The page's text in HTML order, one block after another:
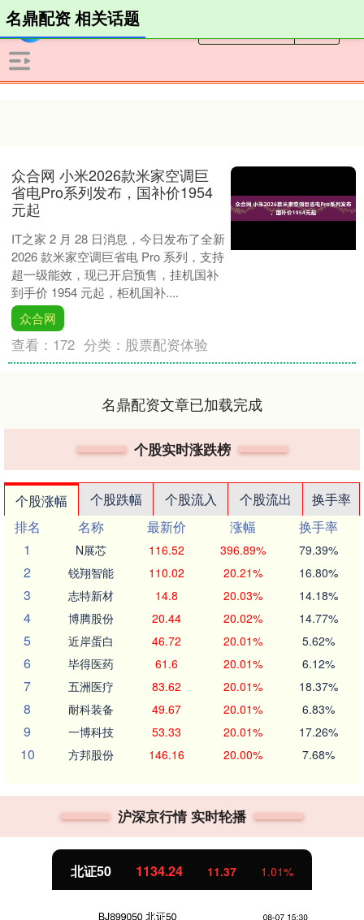
名鼎配资 相关话题
众合网 小米2026款米家空调巨
省电Pro系列发布，国补价1954
元起
IT之家 2 月 28 日消息，今日发布了全新
2026 款米家空调巨省电 Pro 系列，支持
超一级能效，现已开启预售，挂机国补
到手价 1954 元起，柜机国补....
众合网
查看： 172 分类： 股票配资体验
名鼎配资文章已加载完成
个股实时涨跌榜
个股涨幅 个股跌幅 个股流入 个股流出
换手率
排名
名称 最新价 涨幅
换手率
1
N展芯 116.52 396.89% 79.39%
2 锐翔智能 110.02 20.21% 16.80%
3 志特新材 14.8 20.03% 14.18%
4 博腾股份 20.44 20.02% 14.77%
5 近岸蛋白 46.72 20.01% 5.62%
6 毕得医药 61.6 20.01% 6.12%
7 五洲医疗 83.62 20.01% 18.37%
8 耐科装备 49.67 20.01% 6.83%
9 一博科技 53.33 20.01% 17.26%
10 方邦股份 146.16 20.00% 7.68%
沪深京行情 实时轮播
北证50 1134.24 11.37 1.01%